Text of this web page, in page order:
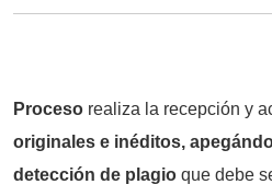
Proceso realiza la recepción y
originales e inéditos,
detección de plagio que debe